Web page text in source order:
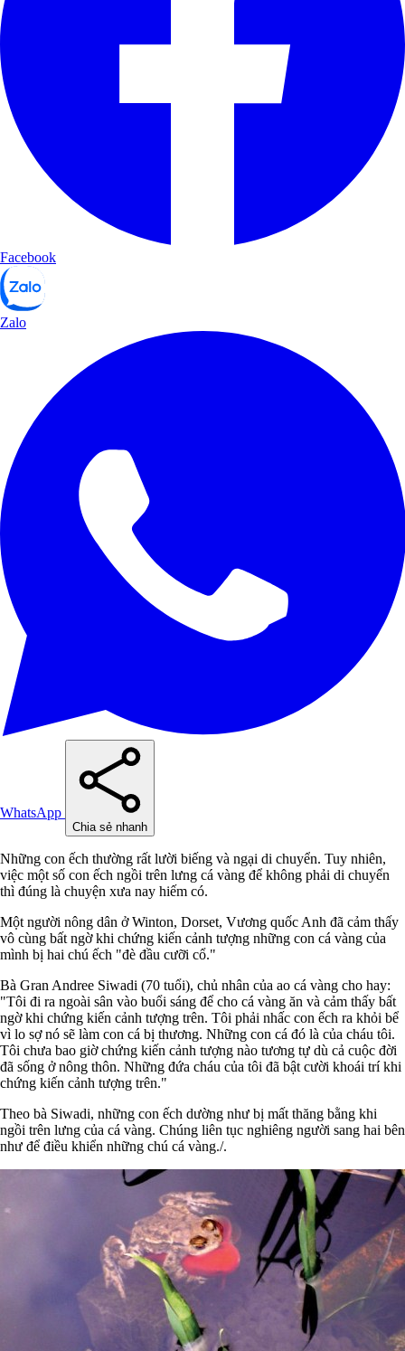
Facebook
Zalo
WhatsApp
Chia sẻ nhanh
Những con ếch thường rất lười biếng và ngại di chuyển. Tuy nhiên,
việc một số con ếch ngồi trên lưng cá vàng để không phải di chuyển
thì đúng là chuyện xưa nay hiếm có.
Một người nông dân ở Winton, Dorset, Vương quốc Anh đã cảm thấy
vô cùng bất ngờ khi chứng kiến cảnh tượng những con cá vàng của
mình bị hai chú ếch "đè đầu cưỡi cổ."
Bà Gran Andree Siwadi (70 tuổi), chủ nhân của ao cá vàng cho hay:
"Tôi đi ra ngoài sân vào buổi sáng để cho cá vàng ăn và cảm thấy bất
ngờ khi chứng kiến cảnh tượng trên. Tôi phải nhấc con ếch ra khỏi bể
vì lo sợ nó sẽ làm con cá bị thương. Những con cá đó là của cháu tôi.
Tôi chưa bao giờ chứng kiến cảnh tượng nào tương tự dù cả cuộc đời
đã sống ở nông thôn. Những đứa cháu của tôi đã bật cười khoái trí khi
chứng kiến cảnh tượng trên."
Theo bà Siwadi, những con ếch dường như bị mất thăng bằng khi
ngồi trên lưng của cá vàng. Chúng liên tục nghiêng người sang hai bên
như để điều khiển những chú cá vàng./.